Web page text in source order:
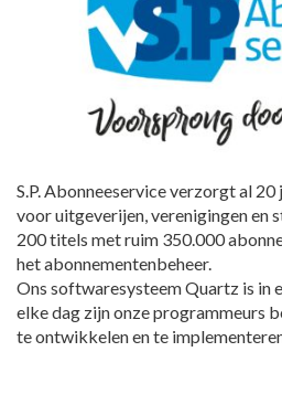
S.P. Abonneeservice verzorgt al
voor uitgeverijen, verenigingen en
200 titels met ruim 350.000
het abonnementenbeheer.
Ons softwaresysteem Quartz is in
elke dag zijn onze programmeurs
te ontwikkelen en te